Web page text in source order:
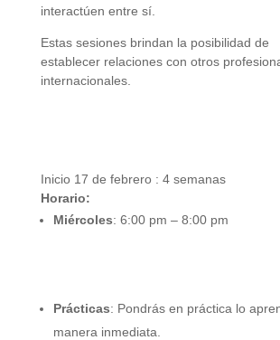
interactúen entre sí.
Estas sesiones brindan la posibilidad de
establecer relaciones con otros
internacionales.
Inicio 17 de febrero : 4 semanas
Horario:
Miércoles: 6:00 pm – 8:00 pm
Prácticas: Pondrás en práctica lo
manera inmediata.